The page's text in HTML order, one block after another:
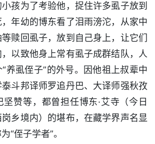
孩为了考验他，捉住许多虱子放到
年幼的博东看了泪雨滂沱，从家中
赎回虱子，放到自己身上，让它们
以致他身上常有虱子成群结队，人
养虱侄子”的外号。因他祖上叔辈中
斗邦译师罗追丹巴、大译师强秋孜
赞等，都曾担任博东·艾寺（今日
乡境内）的堪布，在藏学界声名显
“侄子学者”。